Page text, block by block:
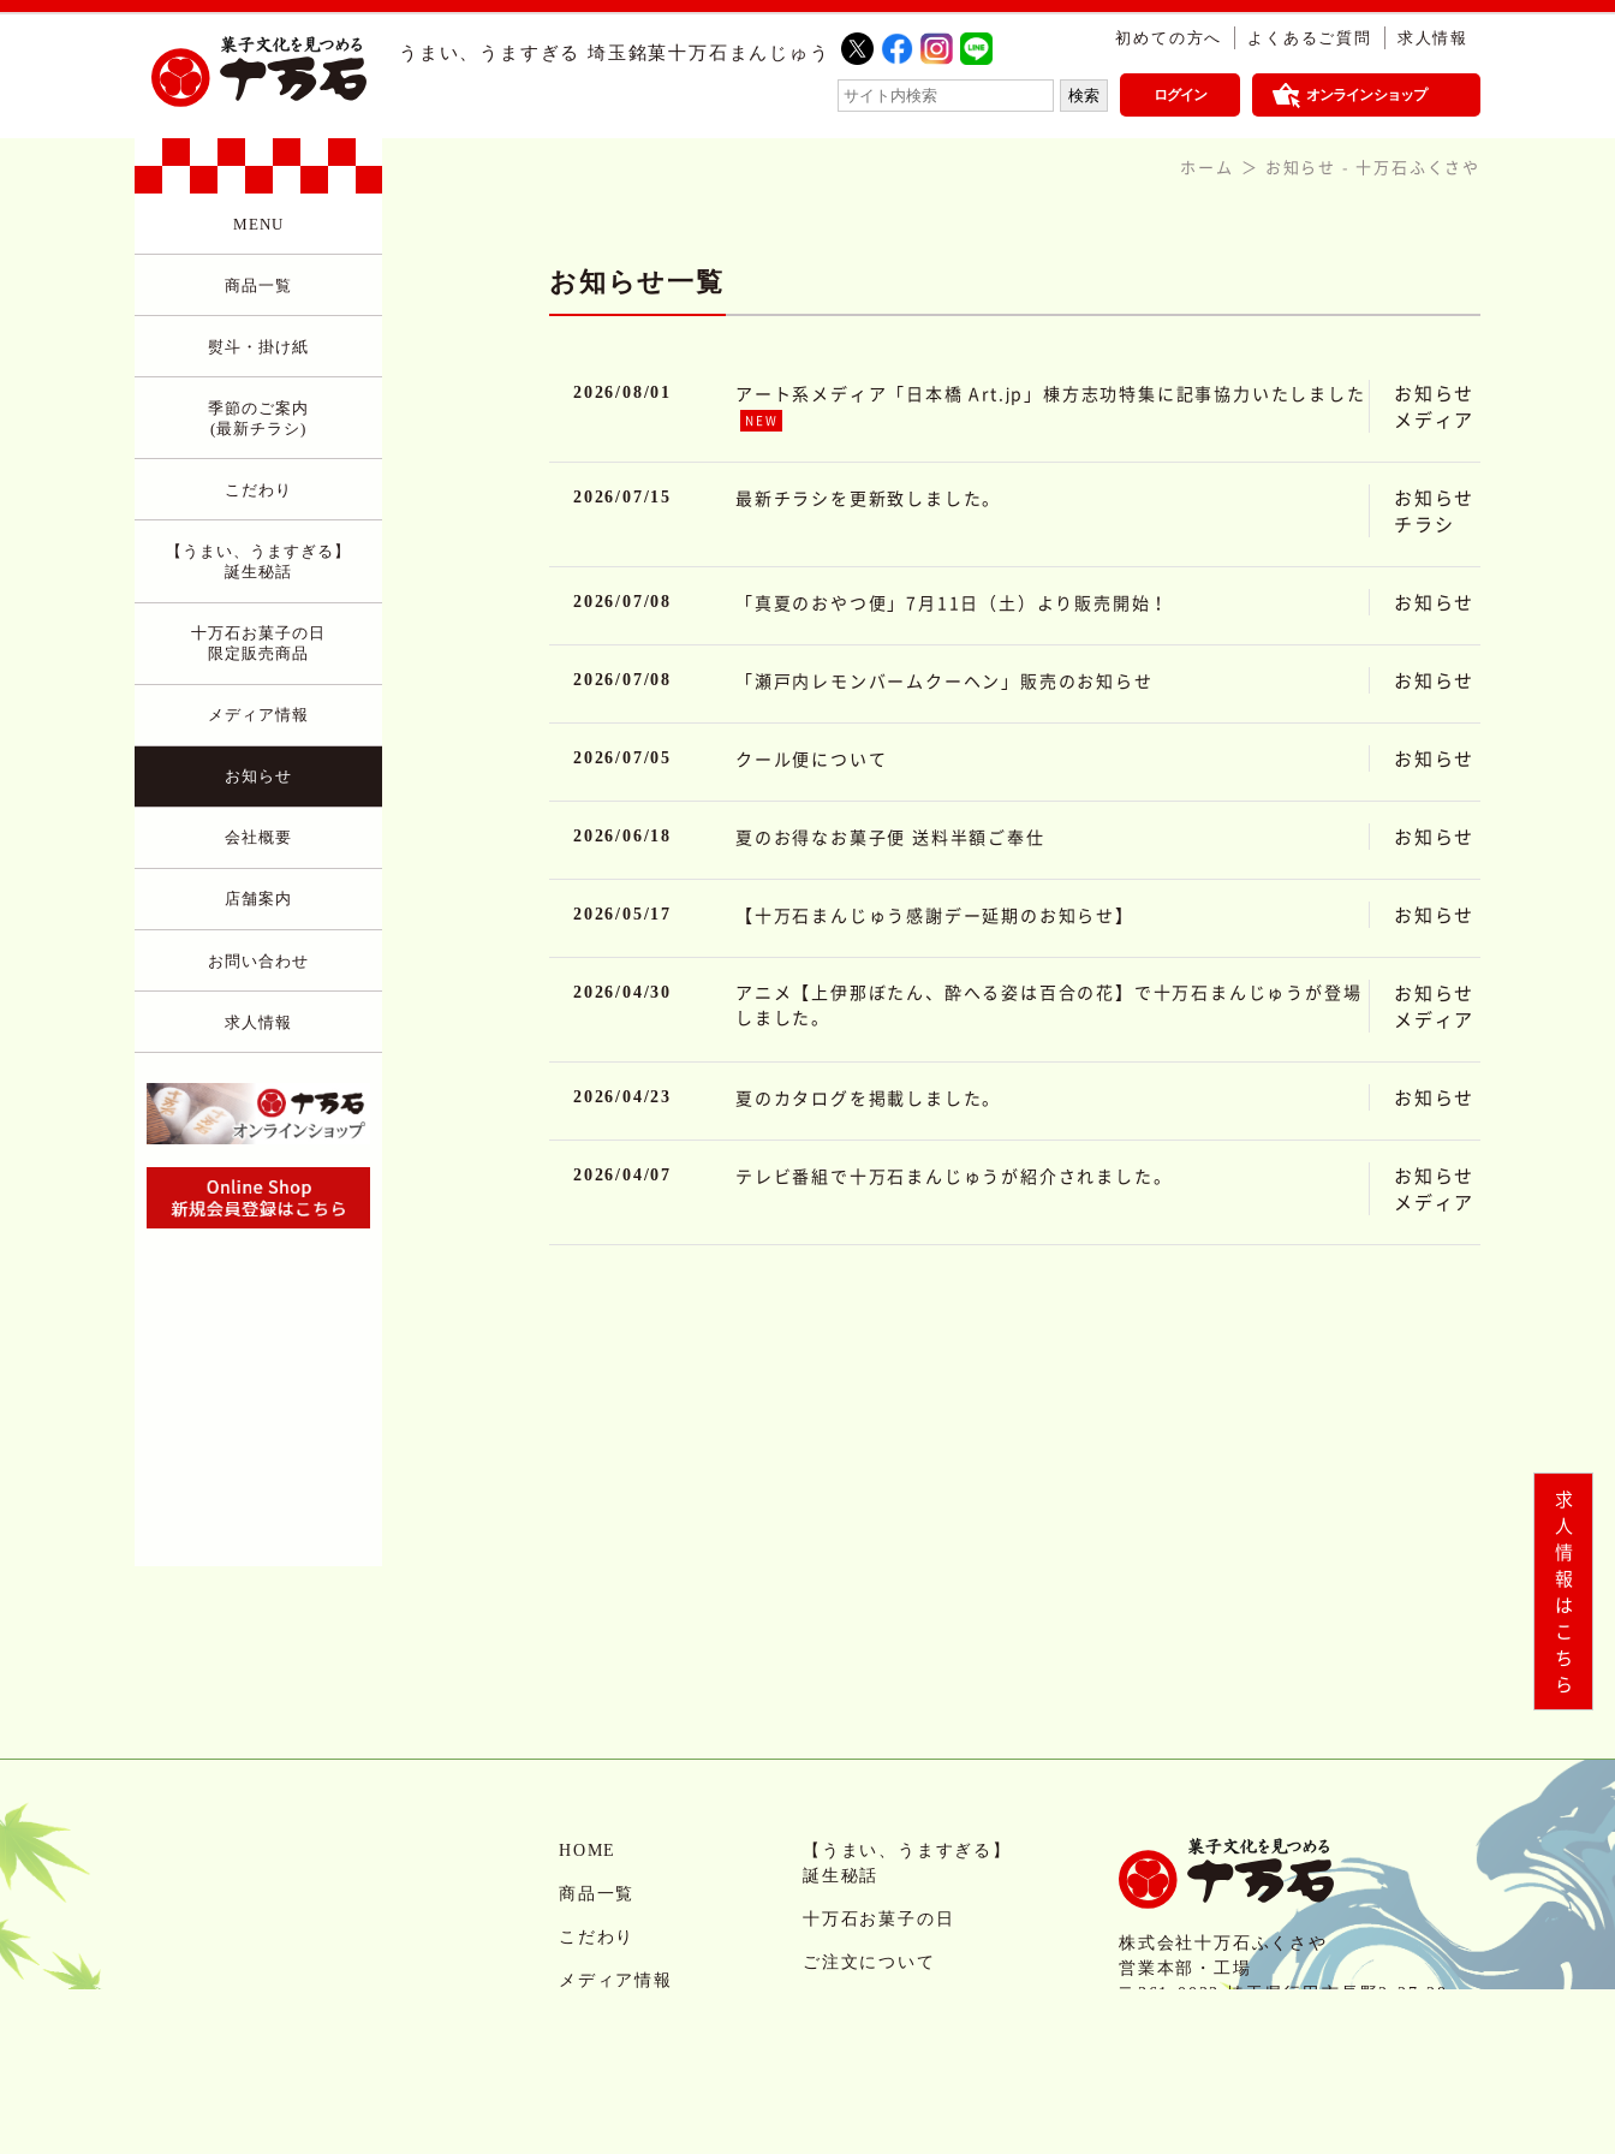
うまい、うますぎる 埼玉銘菓十万石まんじゅう
求人情報
よくあるご質問
初めての方へ
オンラインショップ
ログイン
MENU
商品一覧
熨斗・掛け紙
季節のご案内
(最新チラシ)
こだわり
【うまい、うますぎる】
誕生秘話
十万石お菓子の日
限定販売商品
メディア情報
お知らせ
会社概要
店舗案内
お問い合わせ
求人情報
ホーム お知らせ - 十万石ふくさや
お知らせ一覧
2026/08/01 アート系メディア「日本橋 Art.jp」棟方志功特集に記事協力いたしました
NEW
お知らせ
メディア
2026/07/15 最新チラシを更新致しました。
お知らせ
チラシ
2026/07/08 「真夏のおやつ便」7月11日（土）より販売開始！ お知らせ
2026/07/08 「瀬戸内レモンバームクーヘン」販売のお知らせ お知らせ
2026/07/05 クール便について お知らせ
2026/06/18 夏のお得なお菓子便 送料半額ご奉仕 お知らせ
2026/05/17 【十万石まんじゅう感謝デー延期のお知らせ】 お知らせ
2026/04/30
アニメ【上伊那ぼたん、酔へる姿は百合の花】で十万石まんじゅうが登場
しました。
お知らせ
メディア
2026/04/23 夏のカタログを掲載しました。 お知らせ
2026/04/07 テレビ番組で十万石まんじゅうが紹介されました。
お知らせ
メディア
求人情報はこちら
株式会社十万石ふくさや
営業本部・工場
〒361-0023 埼玉県行田市長野2-27-28
【うまい、うますぎる】
誕生秘話
十万石お菓子の日
ご注文について
HOME
商品一覧
こだわり
メディア情報